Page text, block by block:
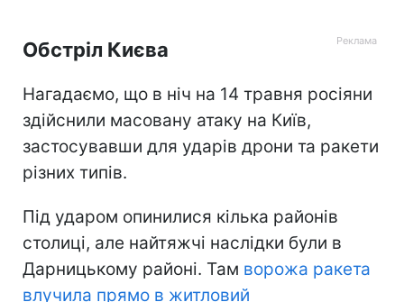
Обстріл Києва
Нагадаємо, що в ніч на 14 травня росіяни
здійснили масовану атаку на Київ,
застосувавши для ударів дрони та ракети
різних типів.
Під ударом опинилися кілька районів
столиці, але найтяжчі наслідки були в
Дарницькому районі. Там ворожа ракета
влучила прямо в житловий